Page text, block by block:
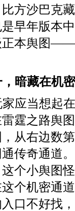
方沙巴克
早年版本
正本舆图
暗藏在机
应当想起
霆之路舆
从右边数
传奇通道
个小舆图
个机密通
口不好找